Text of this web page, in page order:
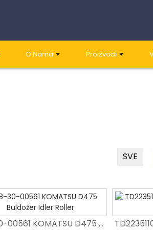
O Nama Proizvodi
SVE
198-30-00561 KOMATSU D475 Buldožer Idler Roller
198-30-00561 KOMATSU D475 Buldožer Idler Roller
Proizvodnja D5C završnih nastavki za buldožere OEM